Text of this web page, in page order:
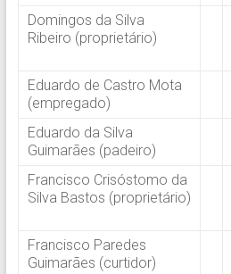
Domingos da Silva
Ribeiro (proprietário)
Eduardo de Castro Mota
(empregado)
Eduardo da Silva
Guimarães (padeiro)
Francisco Crisóstomo da
Silva Bastos (proprietário)
Francisco Paredes
Guimarães (curtidor)